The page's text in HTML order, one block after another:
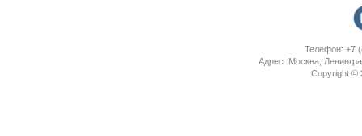
Телефон: +7
Адрес: Москва,
Copyright ©